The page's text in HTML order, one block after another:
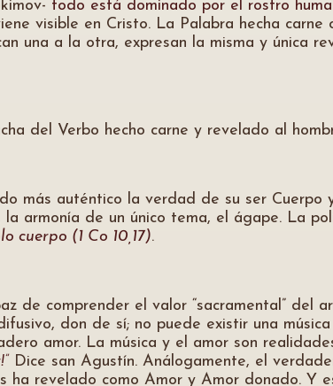
todo está dominado por el rostro
visible en Cristo. La Palabra hecha carne
una a la otra, expresan la misma y única
del Verbo hecho carne y revelado al
más auténtico la verdad de su ser Cuerpo
armonía de un único tema, el ágape. La
cuerpo (1 Co 10,17).
de comprender el valor “sacramental” del
don de sí; no puede existir una
amor. La música y el amor son
Dice san Agustín. Análogamente, el
ha revelado como Amor y Amor donado. Y